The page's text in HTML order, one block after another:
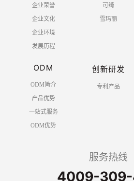
企业荣誉
企业文化
企业环境
发展历程
可绮
雪玛丽
ODM
ODM简介
产品优势
一站式服务
ODM优势
创新研发
专利产品
服务热线
4009-